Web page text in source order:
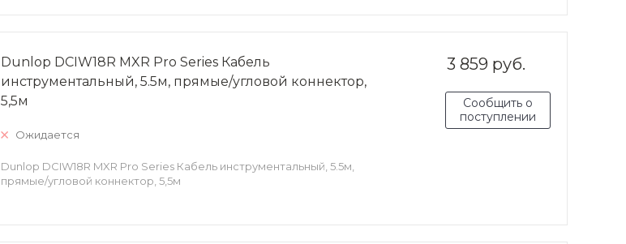
3 859 руб.
Сообщить о
поступлении
Dunlop DCIW18R MXR Pro Series Кабель
инструментальный, 5.5м, прямые/угловой коннектор,
5,5м
Ожидается
Dunlop DCIW18R MXR Pro Series Кабель инструментальный, 5.5м,
прямые/угловой коннектор, 5,5м